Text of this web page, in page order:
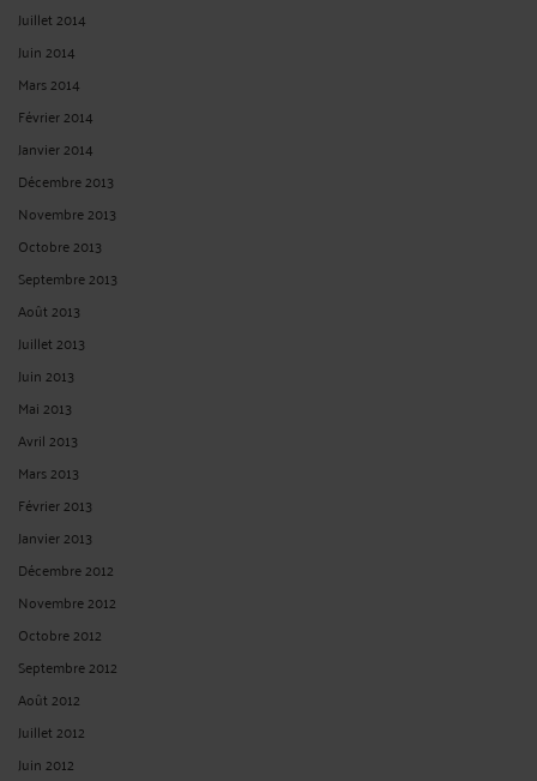
Juillet 2014
Juin 2014
Mars 2014
Février 2014
Janvier 2014
Décembre 2013
Novembre 2013
Octobre 2013
Septembre 2013
Août 2013
Juillet 2013
Juin 2013
Mai 2013
Avril 2013
Mars 2013
Février 2013
Janvier 2013
Décembre 2012
Novembre 2012
Octobre 2012
Septembre 2012
Août 2012
Juillet 2012
Juin 2012